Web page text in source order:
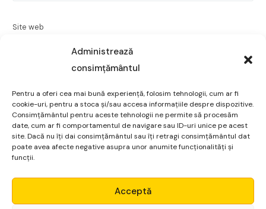
Administrează
consimțământul
Pentru a oferi cea mai bună experiență, folosim tehnologii, cum ar fi
cookie-uri, pentru a stoca și/sau accesa informațiile despre dispozitive.
Consimțământul pentru aceste tehnologii ne permite să procesăm
date, cum ar fi comportamentul de navigare sau ID-uri unice pe acest
site. Dacă nu îți dai consimțământul sau îți retragi consimțământul dat
poate avea afecte negative asupra unor anumite funcționalități și
funcții.
Acceptă
Site web
Salvează-mi numele, emailul și site-ul web în acest
navigator pentru data viitoare când o să comentez.
Micro Alpha